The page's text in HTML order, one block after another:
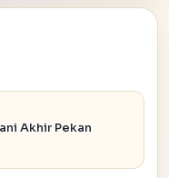
Akhir Pekan